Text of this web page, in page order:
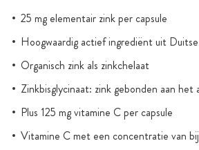
25 mg elementair zink per capsule
Hoogwaardig actief ingrediënt uit
Organisch zink als zinkchelaat
Zinkbisglycinaat: zink gebonden aan het
Plus 125 mg vitamine C per capsule
Vitamine C met een concentratie van